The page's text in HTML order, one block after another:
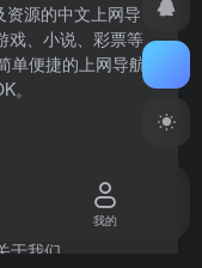
源的中文上网导
戏、小说、彩票等
单便捷的上网导航
。
于我们
我的